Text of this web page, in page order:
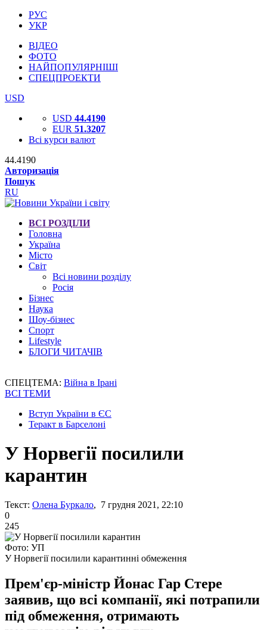
РУС
УКР
ВІДЕО
ФОТО
НАЙПОПУЛЯРНІШІ
СПЕЦПРОЕКТИ
USD
USD 44.4190
EUR 51.3207
Всі курси валют
44.4190
Авторизація
Пошук
RU
ВСІ РОЗДІЛИ
Головна
Україна
Місто
Світ
Всі новини розділу
Росія
Бізнес
Наука
Шоу-бізнес
Спорт
Lifestyle
БЛОГИ ЧИТАЧІВ
СПЕЦТЕМА: Війна в Ірані
ВСІ ТЕМИ
Вступ України в ЄС
Теракт в Барселоні
У Норвегії посилили
карантин
Текст: Олена Буркало, 7 грудня 2021, 22:10
0
245
Фото: УП
У Норвегії посилили карантинні обмеження
Прем'єр-міністр Йонас Гар Стере
заявив, що всі компанії, які потрапили
під обмеження, отримають